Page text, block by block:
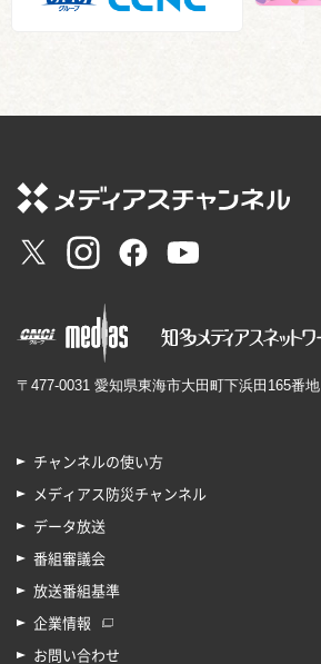
〒477-0031 愛知県東海市大田町下浜田165番地
チャンネルの使い方
メディアス防災チャンネル
データ放送
番組審議会
放送番組基準
企業情報
お問い合わせ